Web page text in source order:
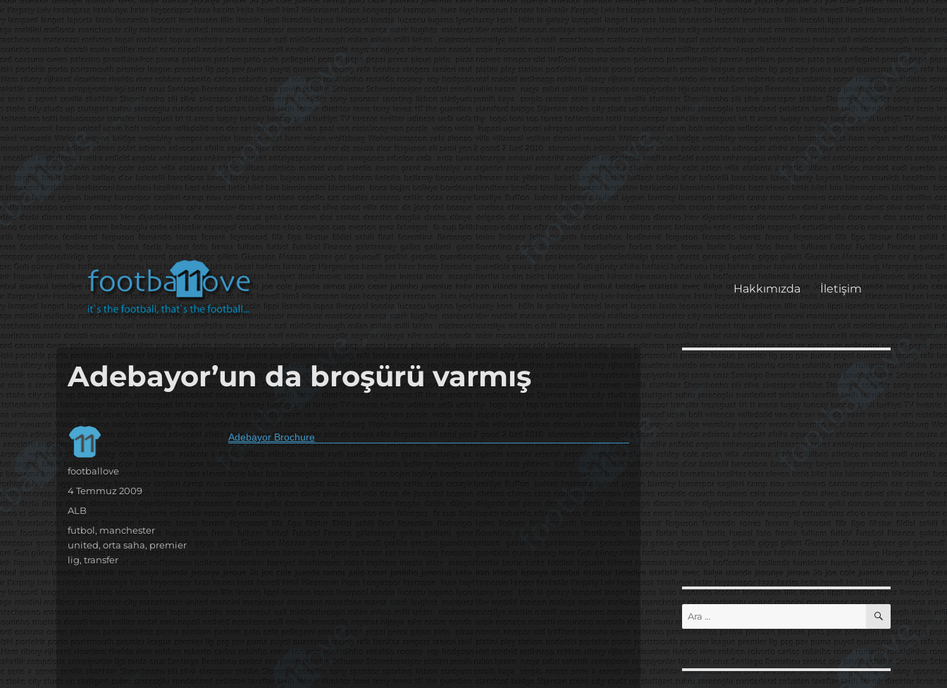
footbaLLove
it's the football, that's the football…
Hakkımızda İletişim
Adebayor’un da broşürü varmış
Adebayor Brochure
Yazar
footballove
Yayın
tarihi
4 Temmuz 2009
Kategoriler
ALB
Etiketler
futbol, manchester
united,orta saha, premier
lig,transfer
Ara: ARA